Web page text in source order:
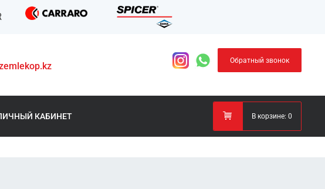
Обратный звонок
КАБИНЕТ В корзине: 0